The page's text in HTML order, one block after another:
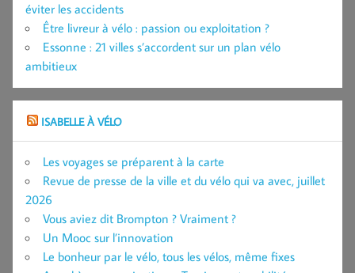
éviter les accidents
Être livreur à vélo : passion ou exploitation ?
Essonne : 21 villes s’accordent sur un plan vélo
ambitieux
ISABELLE À VÉLO
Les voyages se préparent à la carte
Revue de presse de la ville et du vélo qui va avec, juillet
2026
Vous aviez dit Brompton ? Vraiment ?
Un Mooc sur l’innovation
Le bonheur par le vélo, tous les vélos, même fixes